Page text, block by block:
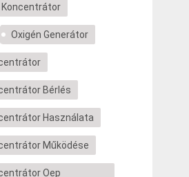
Koncentrátor
Oxigén Generátor
Bérlés
Használata
Működése
Oep